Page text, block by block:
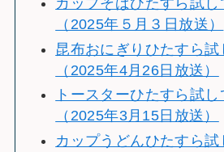
カップそばひたすら試
（2025年５月３日放送）
昆布おにぎりひたすら
（2025年4月26日放送）
トースターひたすら試
（2025年3月15日放送）
カップうどんひたすら